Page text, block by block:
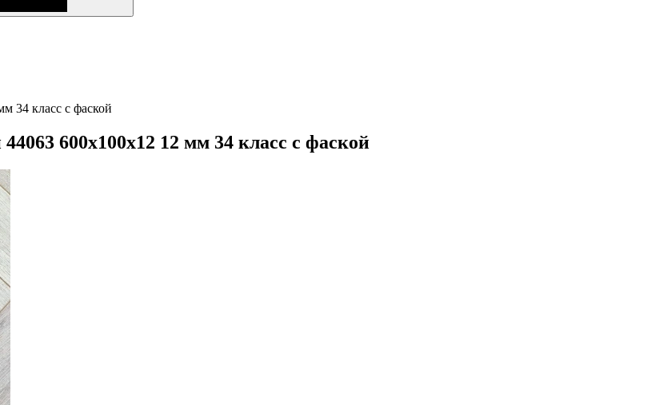
34 класс с фаской
600х100х12 12 мм 34 класс с фаской